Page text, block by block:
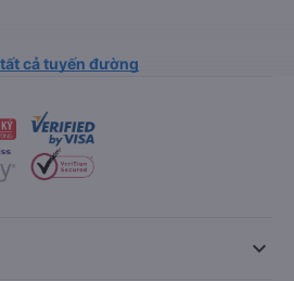
cả tuyến đường
keyboard_arrow_down